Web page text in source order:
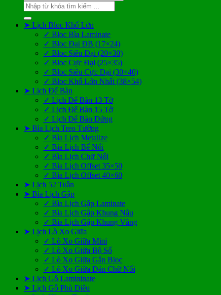
Tìm
kiếm:
➤ Lịch Bloc Khổ Lớn
✓ Bloc Bìa Laminate
✓ Bloc Đại ĐB (17×24)
✓ Bloc Siêu Đại (20×30)
✓ Bloc Cực Đại (25×35)
✓ Bloc Siêu Cực Đại (30×40)
✓ Bloc Khổ Lớn Nhất (38×54)
➤ Lịch Để Bàn
✓ Lịch Để Bàn 13 Tờ
✓ Lịch Để Bàn 15 Tờ
✓ Lịch Để Bàn Đứng
➤ Bìa Lịch Treo Tường
✓ Bìa Lịch Metalize
✓ Bìa Lịch Bế Nổi
✓ Bìa Lịch Chữ Nổi
✓ Bìa Lịch Offset 35×50
✓ Bìa Lịch Offset 40×60
➤ Lịch 52 Tuần
➤ Bìa Lịch Gập
✓ Bìa Lịch Gập Laminate
✓ Bìa Lịch Gập Khung Nâu
✓ Bìa Lịch Gập Khung Vàng
➤ Lịch Lò Xo Giữa
✓ Lò Xo Giữa Mini
✓ Lò Xo Giữa Bộ Số
✓ Lò Xo Giữa Gắn Bloc
✓ Lò Xo Giữa Dán Chữ Nổi
➤ Lịch Gỗ Lamininate
➤ Lịch Gỗ Phù Điêu